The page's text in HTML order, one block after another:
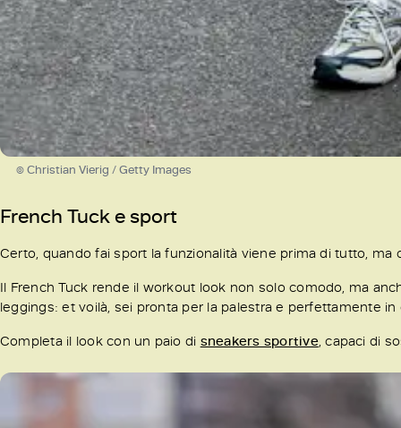
© Christian Vierig / Getty Images
French Tuck e sport
Certo, quando fai sport la funzionalità viene prima di tutto,
Il French Tuck rende il workout look non solo comodo, ma
leggings: et voilà, sei pronta per la palestra e perfettamente
Completa il look con un paio di sneakers sportive, capaci di